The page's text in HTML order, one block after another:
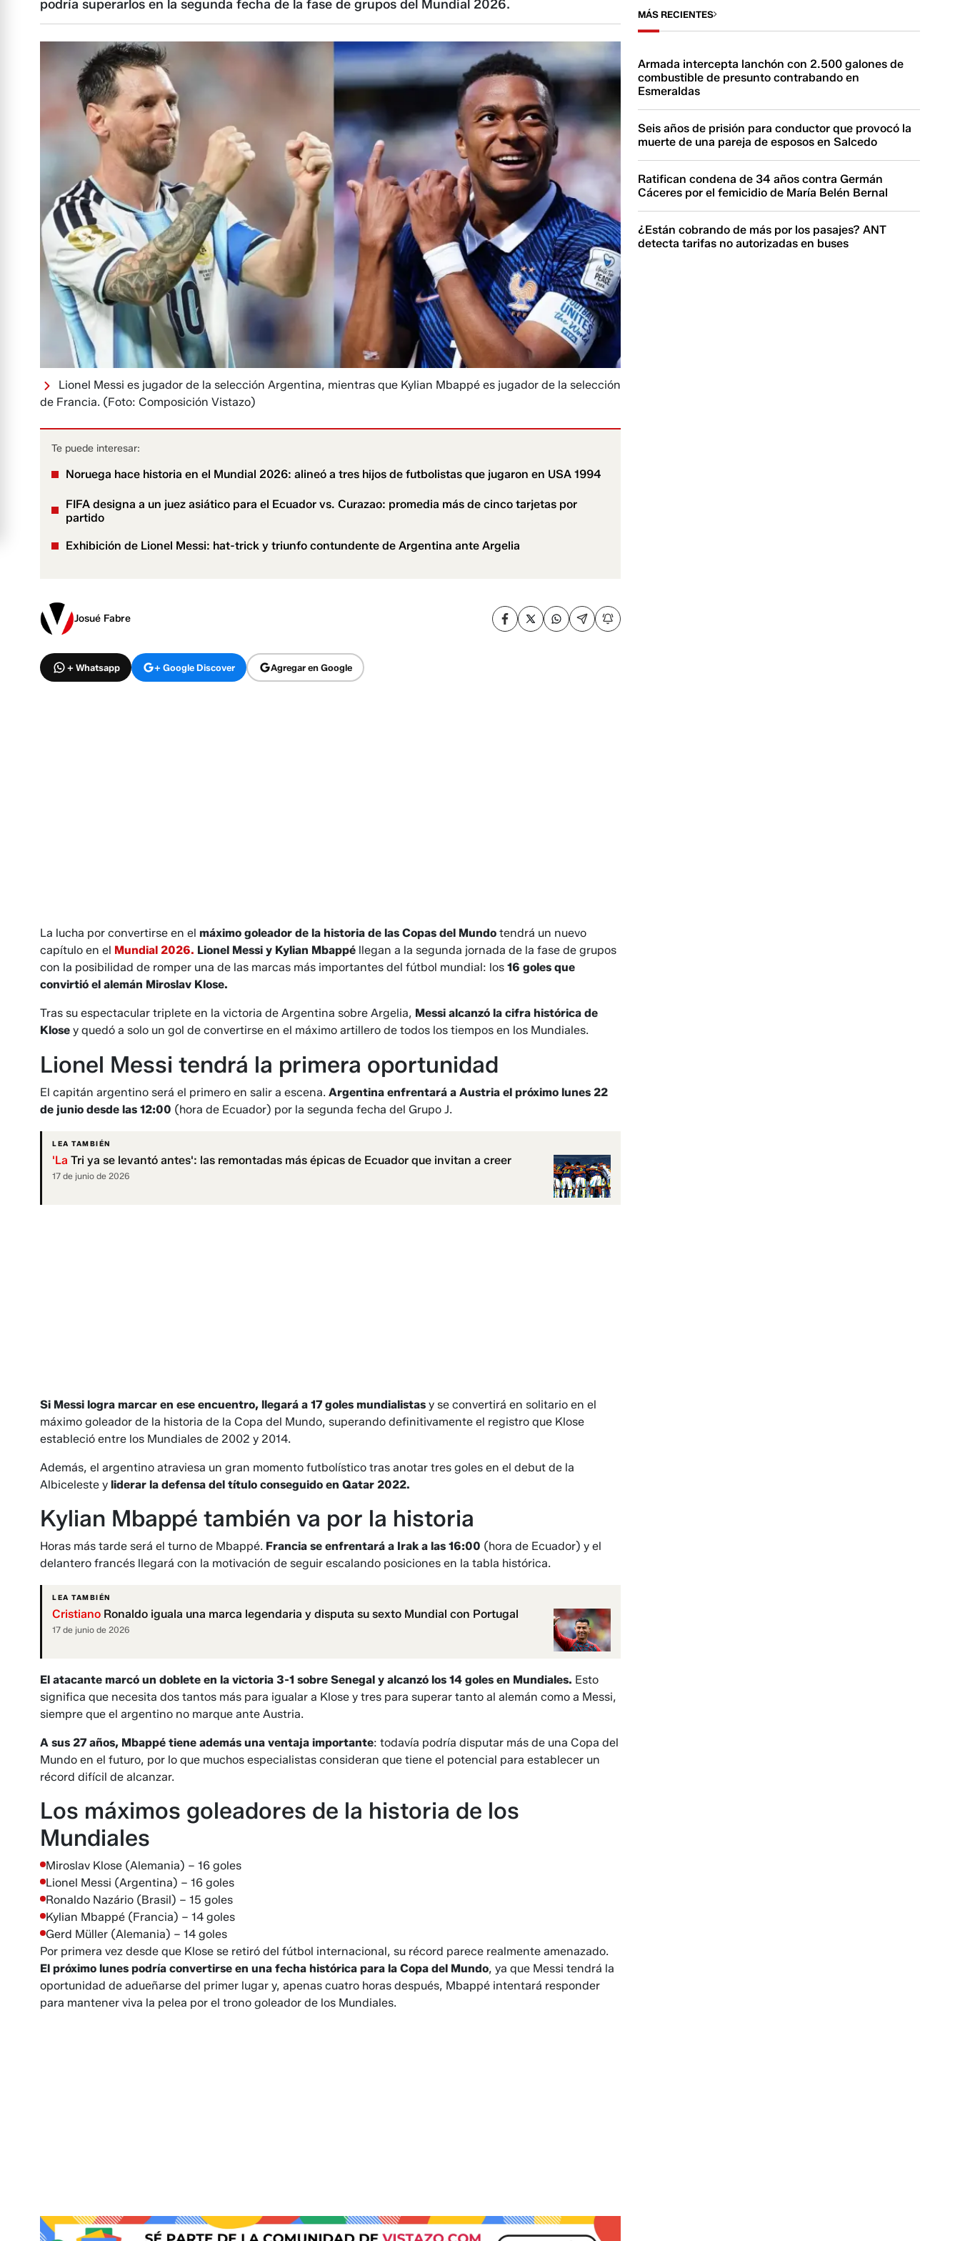
podría superarlos en la segunda fecha de la fase de grupos del Mundial 2026.
Lionel Messi es jugador de la selección Argentina, mientras que Kylian Mbappé es jugador de la selección
de Francia. (Foto: Composición Vistazo)
Te puede interesar:
Noruega hace historia en el Mundial 2026: alineó a tres hijos de futbolistas que jugaron en USA 1994
FIFA designa a un juez asiático para el Ecuador vs. Curazao: promedia más de cinco tarjetas por
partido
Exhibición de Lionel Messi: hat-trick y triunfo contundente de Argentina ante Argelia
Josué Fabre
+ Whatsapp + Google Discover Agregar en Google
La lucha por convertirse en el máximo goleador de la historia de las Copas del Mundo tendrá un nuevo
capítulo en el Mundial 2026. Lionel Messi y Kylian Mbappé llegan a la segunda jornada de la fase de grupos
con la posibilidad de romper una de las marcas más importantes del fútbol mundial: los 16 goles que
convirtió el alemán Miroslav Klose.
Tras su espectacular triplete en la victoria de Argentina sobre Argelia, Messi alcanzó la cifra histórica de
Klose y quedó a solo un gol de convertirse en el máximo artillero de todos los tiempos en los Mundiales.
Lionel Messi tendrá la primera oportunidad
El capitán argentino será el primero en salir a escena. Argentina enfrentará a Austria el próximo lunes 22
de junio desde las 12:00 (hora de Ecuador) por la segunda fecha del Grupo J.
LEA TAMBIÉN
'La Tri ya se levantó antes': las remontadas más épicas de Ecuador que invitan a creer
17 de junio de 2026
Si Messi logra marcar en ese encuentro, llegará a 17 goles mundialistas y se convertirá en solitario en el
máximo goleador de la historia de la Copa del Mundo, superando definitivamente el registro que Klose
estableció entre los Mundiales de 2002 y 2014.
Además, el argentino atraviesa un gran momento futbolístico tras anotar tres goles en el debut de la
Albiceleste y liderar la defensa del título conseguido en Qatar 2022.
Kylian Mbappé también va por la historia
Horas más tarde será el turno de Mbappé. Francia se enfrentará a Irak a las 16:00 (hora de Ecuador) y el
delantero francés llegará con la motivación de seguir escalando posiciones en la tabla histórica.
LEA TAMBIÉN
Cristiano Ronaldo iguala una marca legendaria y disputa su sexto Mundial con Portugal
17 de junio de 2026
El atacante marcó un doblete en la victoria 3-1 sobre Senegal y alcanzó los 14 goles en Mundiales. Esto
significa que necesita dos tantos más para igualar a Klose y tres para superar tanto al alemán como a Messi,
siempre que el argentino no marque ante Austria.
A sus 27 años, Mbappé tiene además una ventaja importante: todavía podría disputar más de una Copa del
Mundo en el futuro, por lo que muchos especialistas consideran que tiene el potencial para establecer un
récord difícil de alcanzar.
Los máximos goleadores de la historia de los
Mundiales
Miroslav Klose (Alemania) – 16 goles
Lionel Messi (Argentina) – 16 goles
Ronaldo Nazário (Brasil) – 15 goles
Kylian Mbappé (Francia) – 14 goles
Gerd Müller (Alemania) – 14 goles
Por primera vez desde que Klose se retiró del fútbol internacional, su récord parece realmente amenazado.
El próximo lunes podría convertirse en una fecha histórica para la Copa del Mundo, ya que Messi tendrá la
oportunidad de adueñarse del primer lugar y, apenas cuatro horas después, Mbappé intentará responder
para mantener viva la pelea por el trono goleador de los Mundiales.
MÁS RECIENTES
Armada intercepta lanchón con 2.500 galones de
combustible de presunto contrabando en
Esmeraldas
Seis años de prisión para conductor que provocó la
muerte de una pareja de esposos en Salcedo
Ratifican condena de 34 años contra Germán
Cáceres por el femicidio de María Belén Bernal
¿Están cobrando de más por los pasajes? ANT
detecta tarifas no autorizadas en buses